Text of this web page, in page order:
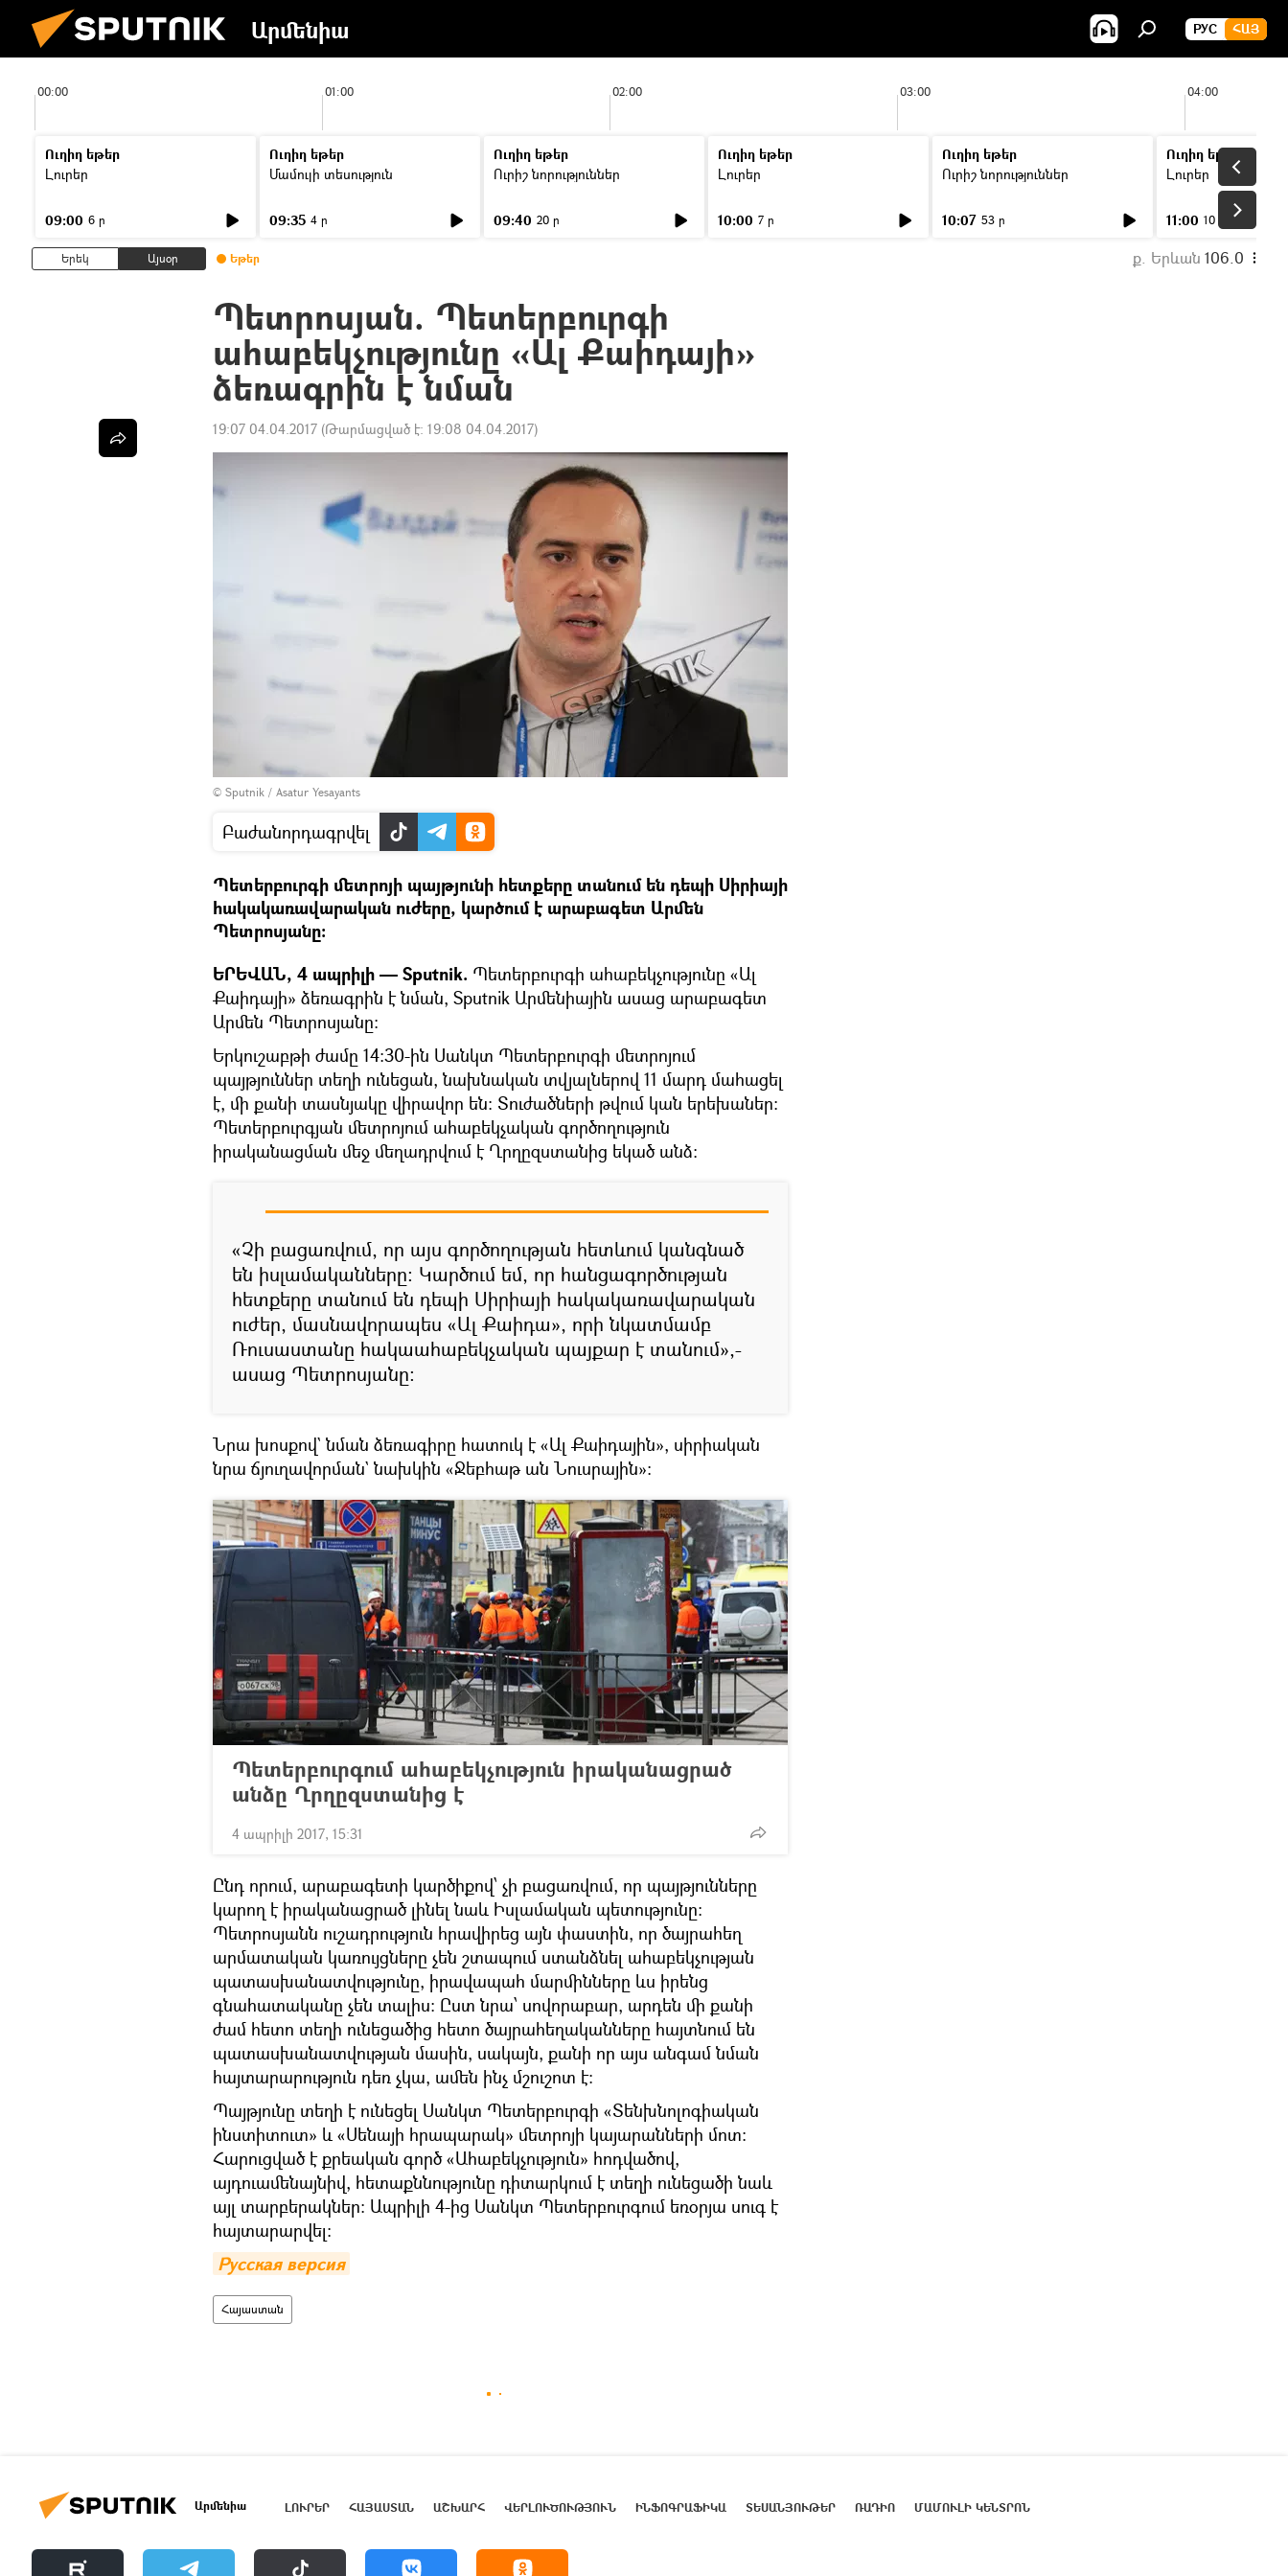
Արմենիա РУС ՀԱՅ
00:00 01:00 02:00 03:00 04:00
Ուղիղ եթեր
Լուրեր
09:00 6 ր
Ուղիղ եթեր
Մամուլի տեսություն
09:35 4 ր
Ուղիղ եթեր
Ուրիշ նորություններ
09:40 20 ր
Ուղիղ եթեր
Լուրեր
10:00 7 ր
Ուղիղ եթեր
Ուրիշ նորություններ
10:07 53 ր
Ուղիղ եթեր
Լուրեր
11:00 10 ր
Երեկ Այսօր Եթեր ք. Երևան 106.0
Պետրոսյան. Պետերբուրգի
ահաբեկչությունը «Ալ Քաիդայի»
ձեռագրին է նման
19:07 04.04.2017 (Թարմացված է: 19:08 04.04.2017)
© Sputnik / Asatur Yesayants
Բաժանորդագրվել
Պետերբուրգի մետրոյի պայթյունի հետքերը տանում են դեպի Սիրիայի
հակակառավարական ուժերը, կարծում է արաբագետ Արմեն
Պետրոսյանը։
ԵՐԵՎԱՆ, 4 ապրիլի — Sputnik. Պետերբուրգի ահաբեկչությունը «Ալ
Քաիդայի» ձեռագրին է նման, Sputnik Արմենիային ասաց արաբագետ
Արմեն Պետրոսյանը։
Երկուշաբթի ժամը 14:30-ին Սանկտ Պետերբուրգի մետրոյում
պայթյուններ տեղի ունեցան, նախնական տվյալներով 11 մարդ մահացել
է, մի քանի տասնյակը վիրավոր են։ Տուժածների թվում կան երեխաներ։
Պետերբուրգյան մետրոյում ահաբեկչական գործողություն
իրականացման մեջ մեղադրվում է Ղրղըզստանից եկած անձ։
«Չի բացառվում, որ այս գործողության հետևում կանգնած
են իսլամականները։ Կարծում եմ, որ հանցագործության
հետքերը տանում են դեպի Սիրիայի հակակառավարական
ուժեր, մասնավորապես «Ալ Քաիդա», որի նկատմամբ
Ռուսաստանը հակաահաբեկչական պայքար է տանում»,-
ասաց Պետրոսյանը։
Նրա խոսքով` նման ձեռագիրը հատուկ է «Ալ Քաիդային», սիրիական
նրա ճյուղավորման` նախկին «Ջեբհաթ ան Նուսրային»։
Պետերբուրգում ահաբեկչություն իրականացրած
անձը Ղրղըզստանից է
4 ապրիլի 2017, 15:31
Ընդ որում, արաբագետի կարծիքով՝ չի բացառվում, որ պայթյունները
կարող է իրականացրած լինել նաև Իսլամական պետությունը։
Պետրոսյանն ուշադրություն հրավիրեց այն փաստին, որ ծայրահեղ
արմատական կառույցները չեն շտապում ստանձնել ահաբեկչության
պատասխանատվությունը, իրավապահ մարմինները ևս իրենց
գնահատականը չեն տալիս։ Ըստ նրա՝ սովորաբար, արդեն մի քանի
ժամ հետո տեղի ունեցածից հետո ծայրահեղականները հայտնում են
պատասխանատվության մասին, սակայն, քանի որ այս անգամ նման
հայտարարություն դեռ չկա, ամեն ինչ մշուշոտ է։
Պայթյունը տեղի է ունեցել Սանկտ Պետերբուրգի «Տենխնոլոգիական
ինստիտուտ» և «Սենայի հրապարակ» մետրոյի կայարանների մոտ։
Հարուցված է քրեական գործ «Ահաբեկչություն» հոդվածով,
այդուամենայնիվ, հետաքննությունը դիտարկում է տեղի ունեցածի նաև
այլ տարբերակներ։ Ապրիլի 4-ից Սանկտ Պետերբուրգում եռօրյա սուգ է
հայտարարվել։
Русская версия
Հայաստան
Արմենիա ԼՈՒՐԵՐ ՀԱՅԱՍՏԱՆ ԱՇԽԱՐՀ ՎԵՐԼՈՒԾՈՒԹՅՈՒՆ ԻՆՖՈԳՐԱՖԻԿԱ ՏԵՍԱՆՅՈՒԹԵՐ ՌԱԴԻՈ ՄԱՄՈՒԼԻ ԿԵՆՏՐՈՆ